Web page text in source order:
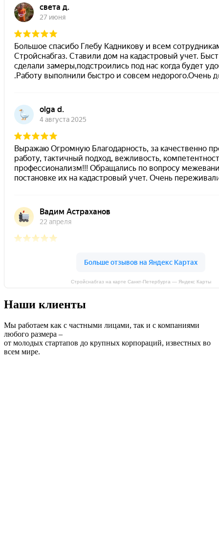
Стройснабгаз на карте Санкт‑Петербурга — Яндекс Карты
Наши клиенты
Мы работаем как с частными лицами, так и с компаниями
любого размера –
от молодых стартапов до крупных корпораций, известных во
всем мире.